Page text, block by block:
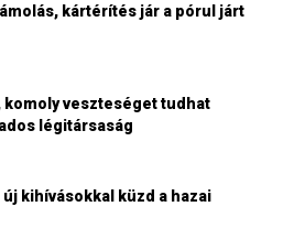
kártérítés jár a pórul járt
komoly veszteséget tudhat
légitársaság
kihívásokkal küzd a hazai